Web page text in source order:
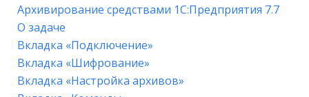
Архивирование средствами 1С:Предприятия 7.7
О задаче
Вкладка «Подключение»
Вкладка «Шифрование»
Вкладка «Настройка архивов»